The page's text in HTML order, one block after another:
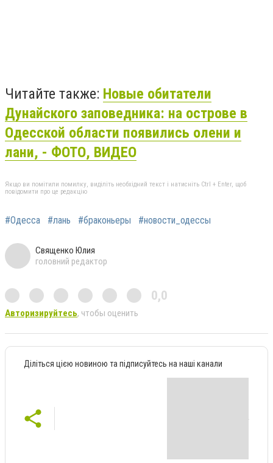
Читайте также: Новые обитатели
Дунайского заповедника: на острове в
Одесской области появились олени и
лани, - ФОТО, ВИДЕО
Якщо ви помітили помилку, виділіть необхідний текст і натисніть Ctrl + Enter, щоб
повідомити про це редакцію
#Одесса #лань #браконьеры #новости_одессы
Священко Юлия
головний редактор
0,0
Авторизируйтесь, чтобы оценить
Діліться цією новиною та підписуйтесь на наші канали